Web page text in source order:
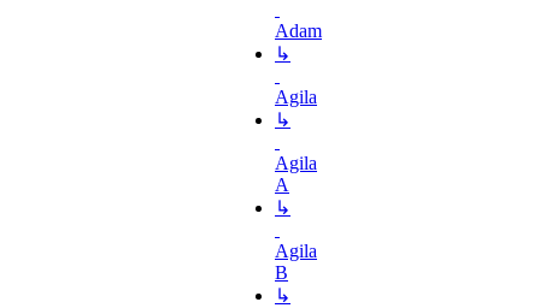
Adam
↳
Agila
↳
Agila
A
↳
Agila
B
↳